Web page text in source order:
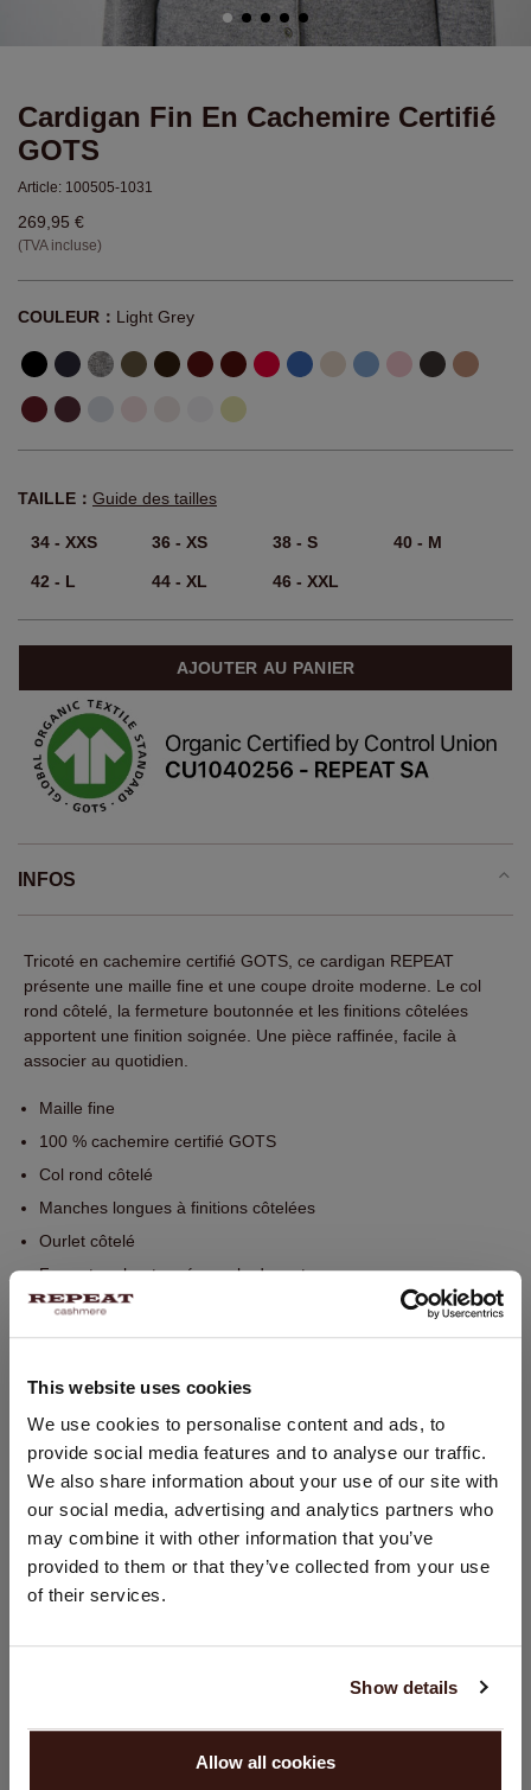
This website uses cookies
We use cookies to personalise content and ads, to
provide social media features and to analyse our traffic.
We also share information about your use of our site with
our social media, advertising and analytics partners who
may combine it with other information that you’ve
provided to them or that they’ve collected from your use
of their services.
Show details
Allow all cookies
Cardigan Fin En Cachemire Certifié
GOTS
Article: 100505-1031
269,95 €
(TVA incluse)
COULEUR： Light Grey
TAILLE： Guide des tailles
34 - XXS 36 - XS 38 - S 40 - M
42 - L 44 - XL 46 - XXL
AJOUTER AU PANIER
INFOS
Tricoté en cachemire certifié GOTS, ce cardigan REPEAT
présente une maille fine et une coupe droite moderne. Le col
rond côtelé, la fermeture boutonnée et les finitions côtelées
apportent une finition soignée. Une pièce raffinée, facile à
associer au quotidien.
Maille fine
100 % cachemire certifié GOTS
Col rond côtelé
Manches longues à finitions côtelées
Ourlet côtelé
Fermeture boutonnée sur le devant
Coupe droite
Coupe droite
TAILLE & COUPE
ENTRETIEN
VOUS ALLEZ ADORER ÇA
CHANGER DE PAYS
Vous visitez Repeat cashmere depuis Pays - Bas (€).
Souhaitez-vous mettre à jour votre localisation ?
États-Unis ($)
CONTINUER